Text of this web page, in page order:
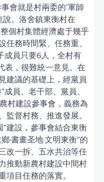
會就是村兩委的‘軍師
說。洛舍鎮東衡村在
個村集體經濟處于幾乎
務時間緊、任務重、
成員只要6人，全村有
表，很難統一意見。在
建議的基礎上，經黨員
員、老干部、黨員、
村建設參事會，義務為
督村務、推進發展。
建設，參事會結合東衡
·書畫圣地·文明東衡”的
改一拆、五水共治等任
推動新農村建設中間村
目任務的落實。